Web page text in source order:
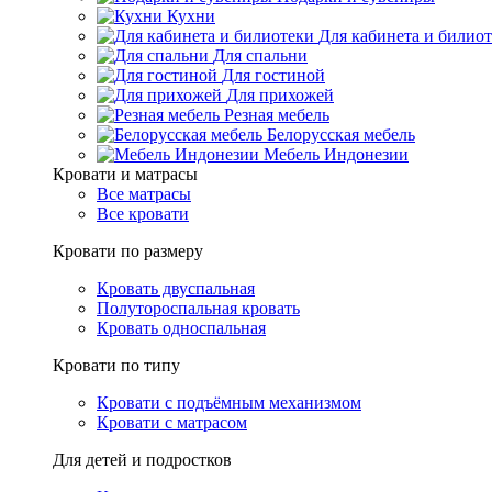
Кухни
Для кабинета и
Для спальни
Для гостиной
Для прихожей
Резная мебель
Белорусская мебель
Мебель Индонезии
Кровати и матрасы
Все матрасы
Все кровати
Кровати по размеру
Кровать двуспальная
Полутороспальная кровать
Кровать односпальная
Кровати по типу
Кровати с подъёмным механизмом
Кровати с матрасом
Для детей и подростков